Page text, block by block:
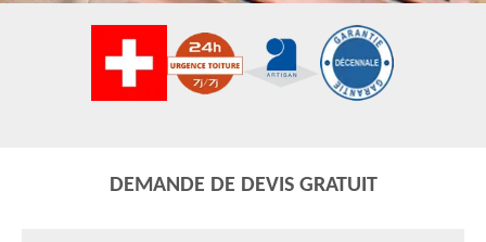
DEMANDE DE DEVIS GRATUIT